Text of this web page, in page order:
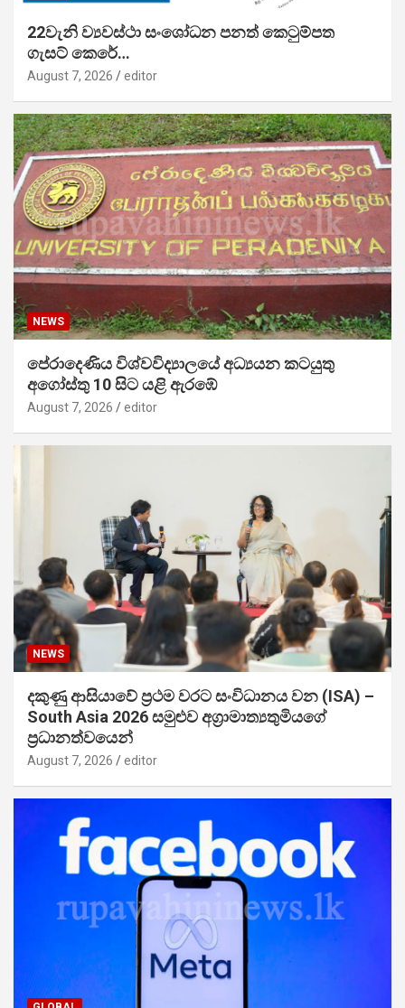
22වැනි ව්‍යවස්ථා සංශෝධන පනත් කෙටුම්පත
ගැසට් කෙරේ…
August 7, 2026 editor
NEWS
පේරාදෙණිය විශ්වවිද්‍යාලයේ අධ්‍යයන කටයුතු
අගෝස්තු 10 සිට යළි ඇරඹේ
August 7, 2026 editor
NEWS
දකුණු ආසියාවේ ප්‍රථම වරට සංවිධානය වන (ISA) –
South Asia 2026 සමුළුව අග්‍රාමාත්‍යතුමියගේ
ප්‍රධානත්වයෙන්
August 7, 2026 editor